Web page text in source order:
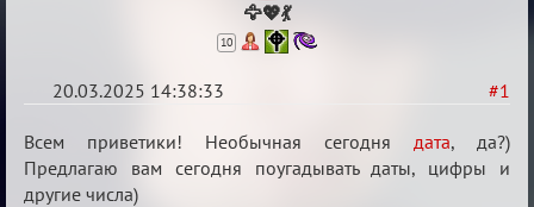
🦅💖💃
10
#1
20.03.2025 14:38:33
Биатлон
№50
Всем приветики! Необычная сегодня дата, да?)
Предлагаю вам сегодня поугадывать даты, цифры и
другие числа)